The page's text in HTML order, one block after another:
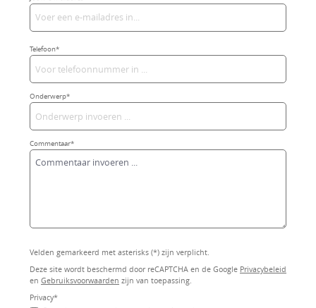
Telefoon*
Onderwerp*
Commentaar*
Velden gemarkeerd met asterisks (*) zijn verplicht.
Deze site wordt beschermd door reCAPTCHA en de Google Privacybeleid
en Gebruiksvoorwaarden zijn van toepassing.
Privacy*